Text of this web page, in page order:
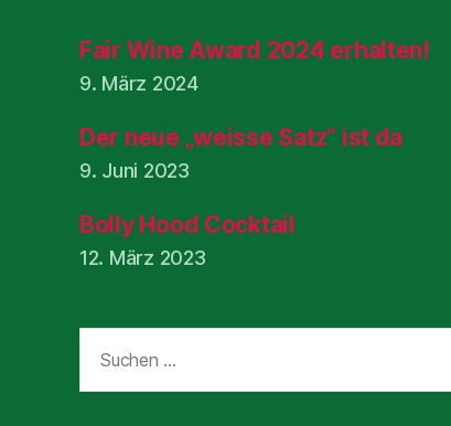
Fair Wine Award 2024 erhalten!
9. März 2024
Der neue „weisse Satz“ ist da
9. Juni 2023
Bolly Hood Cocktail
12. März 2023
nach: